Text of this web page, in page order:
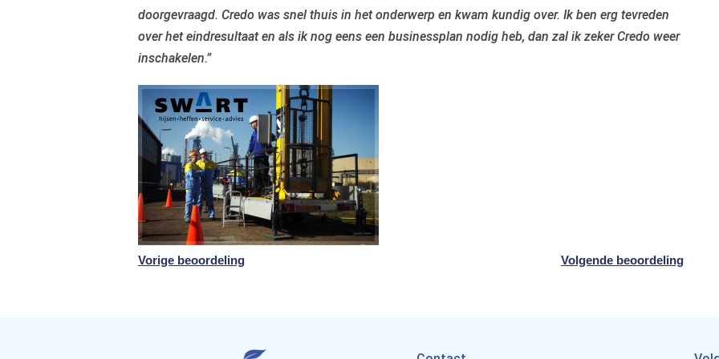
doorgevraagd. Credo was snel thuis in het onderwerp en kwam kundig over. Ik ben erg tevreden
over het eindresultaat en als ik nog eens een businessplan nodig heb, dan zal ik zeker Credo weer
inschakelen.”
Vorige beoordeling Volgende beoordeling